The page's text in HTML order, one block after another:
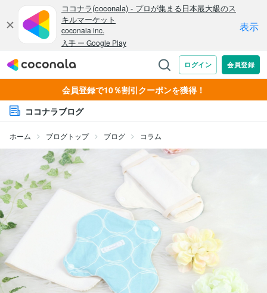
会員登録で10％割引クーポンを獲得！
ココナラブログ
ホーム ブログトップ ブログ コラム